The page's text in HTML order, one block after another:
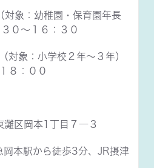
象：幼稚園・保育園年長
０～１６：３０
：小学校２年～３年）
：００
岡本1丁目７―３
駅から徒歩3分、JR摂津